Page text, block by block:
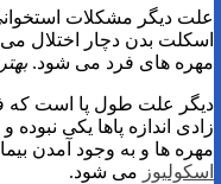
علت دیگر مشکلات
اسکلت بدن دچار اختلال
مهره های فرد می شود.
دیگر علت طول پا است که
زادی اندازه پاها یکی
مهره ها و به وجود آمدن
اسکولیوز می شود.